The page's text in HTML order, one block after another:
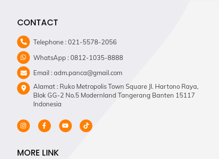
CONTACT
Telephone : 021-5578-2056
WhatsApp : 0812-1035-8888
Email : adm.panca@gmail.com
Alamat : Ruko Metropolis Town Square Jl. Hartono Raya,
Blok GG-2 No.5 Modernland Tangerang Banten 15117
Indonesia
MORE LINK